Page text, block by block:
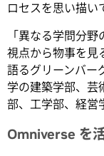
ロセスを思い描い
「異なる学問分
視点から物事を見
語るグリーンバー
学の建築学部、芸
部、工学部、経営
Omniverse を